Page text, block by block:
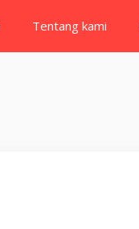
Tentang kami